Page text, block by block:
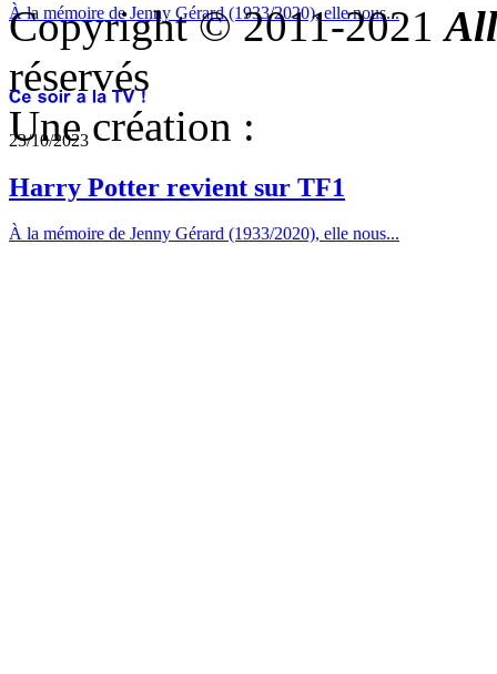
À la mémoire de Jenny Gérard (1933/2020), elle nous...
23/10/2023
Harry Potter revient sur TF1
À la mémoire de Jenny Gérard (1933/2020), elle nous...
Copyright © 2011-2021
réservés
Une création :